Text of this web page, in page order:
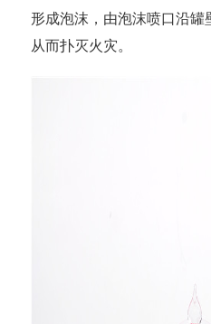
形成泡沫，由泡沫喷口沿罐
从而扑灭火灾。